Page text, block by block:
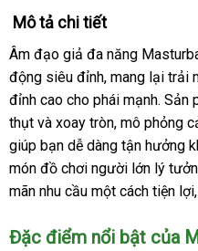
Mô tả chi tiết
Âm đạo giả đa năng
động siêu đỉnh, mang lại trải
đỉnh cao cho phái mạnh. Sản
thụt và xoay tròn, mô phỏng
giúp bạn dễ dàng tận hưởng
món đồ chơi người lớn lý
mãn nhu cầu một cách tiện
Đặc điểm nổi bật của